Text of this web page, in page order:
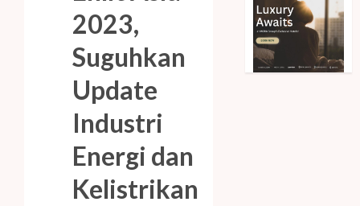
2023,
Suguhkan
Update
Industri
Energi dan
Kelistrikan